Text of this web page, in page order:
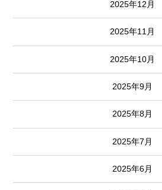
2025年12月
2025年11月
2025年10月
2025年9月
2025年8月
2025年7月
2025年6月